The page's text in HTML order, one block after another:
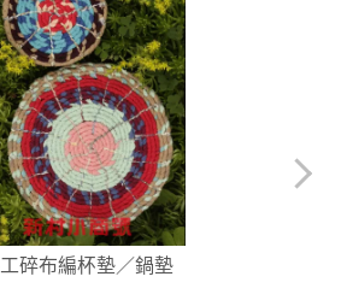
碎布編杯墊／鍋墊